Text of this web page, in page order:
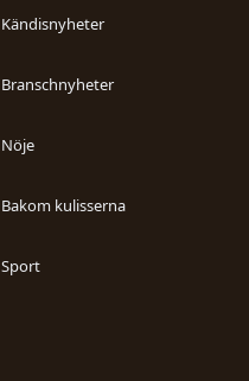
Kändisnyheter
Branschnyheter
Nöje
Bakom kulisserna
Sport